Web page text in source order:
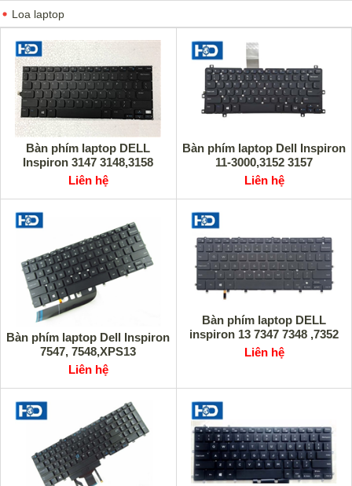
Loa laptop
Bàn phím laptop DELL
Inspiron 3147 3148,3158
Liên hệ
Bàn phím laptop Dell Inspiron
11-3000,3152 3157
Liên hệ
Bàn phím laptop Dell Inspiron
7547, 7548,XPS13
Liên hệ
Bàn phím laptop DELL
inspiron 13 7347 7348 ,7352
Liên hệ